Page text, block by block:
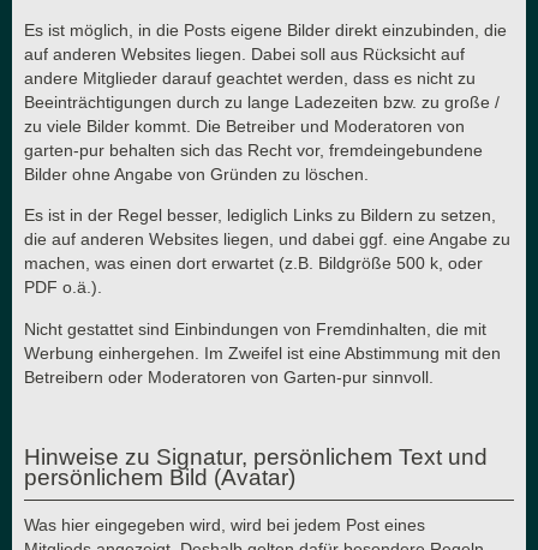
Es ist möglich, in die Posts eigene Bilder direkt einzubinden, die
auf anderen Websites liegen. Dabei soll aus Rücksicht auf
andere Mitglieder darauf geachtet werden, dass es nicht zu
Beeinträchtigungen durch zu lange Ladezeiten bzw. zu große /
zu viele Bilder kommt. Die Betreiber und Moderatoren von
garten-pur behalten sich das Recht vor, fremdeingebundene
Bilder ohne Angabe von Gründen zu löschen.
Es ist in der Regel besser, lediglich Links zu Bildern zu setzen,
die auf anderen Websites liegen, und dabei ggf. eine Angabe zu
machen, was einen dort erwartet (z.B. Bildgröße 500 k, oder
PDF o.ä.).
Nicht gestattet sind Einbindungen von Fremdinhalten, die mit
Werbung einhergehen. Im Zweifel ist eine Abstimmung mit den
Betreibern oder Moderatoren von Garten-pur sinnvoll.
Hinweise zu Signatur, persönlichem Text und
persönlichem Bild (Avatar)
Was hier eingegeben wird, wird bei jedem Post eines